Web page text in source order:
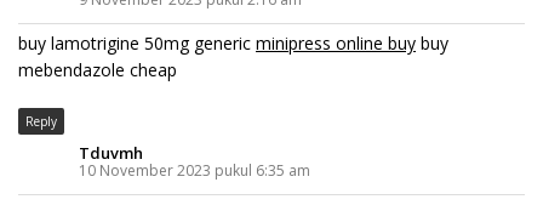
buy lamotrigine 50mg generic minipress online buy buy
mebendazole cheap
Reply
Tduvmh
10 November 2023 pukul 6:35 am